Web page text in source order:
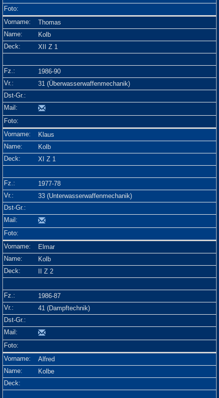
Thomas
Kolb
XII Z 1
1986-90
31 (Überwasserwaffenmechanik)
Klaus
Kolb
XI Z 1
1977-78
33 (Unterwasserwaffenmechanik)
Elmar
Kolb
II Z 2
1986-87
41 (Dampftechnik)
Alfred
Kolbe